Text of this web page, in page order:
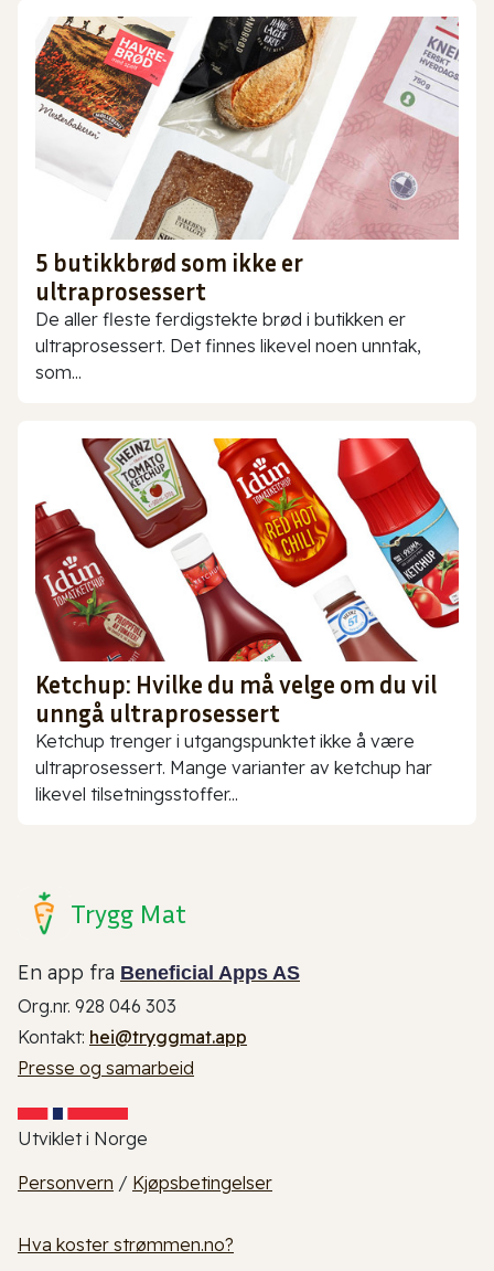
5 butikkbrød som ikke er
ultraprosessert
De aller fleste ferdigstekte brød i butikken er
ultraprosessert. Det finnes likevel noen unntak,
som...
Ketchup: Hvilke du må velge om du vil
unngå ultraprosessert
Ketchup trenger i utgangspunktet ikke å være
ultraprosessert. Mange varianter av ketchup har
likevel tilsetningsstoffer...
Trygg Mat
En app fra Beneficial Apps AS
Org.nr. 928 046 303
Kontakt: hei@tryggmat.app
Presse og samarbeid
Utviklet i Norge
Personvern / Kjøpsbetingelser
Hva koster strømmen.no?